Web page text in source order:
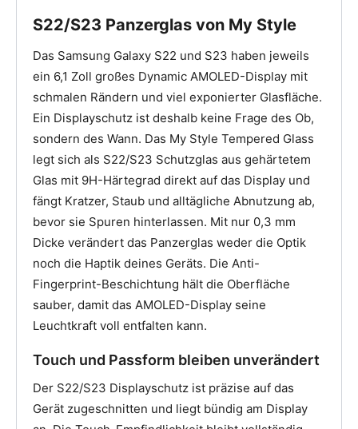
S22/S23 Panzerglas von My Style
Das Samsung Galaxy S22 und S23 haben jeweils
ein 6,1 Zoll großes Dynamic AMOLED-Display mit
schmalen Rändern und viel exponierter Glasfläche.
Ein Displayschutz ist deshalb keine Frage des Ob,
sondern des Wann. Das My Style Tempered Glass
legt sich als S22/S23 Schutzglas aus gehärtetem
Glas mit 9H-Härtegrad direkt auf das Display und
fängt Kratzer, Staub und alltägliche Abnutzung ab,
bevor sie Spuren hinterlassen. Mit nur 0,3 mm
Dicke verändert das Panzerglas weder die Optik
noch die Haptik deines Geräts. Die Anti-
Fingerprint-Beschichtung hält die Oberfläche
sauber, damit das AMOLED-Display seine
Leuchtkraft voll entfalten kann.
Touch und Passform bleiben unverändert
Der S22/S23 Displayschutz ist präzise auf das
Gerät zugeschnitten und liegt bündig am Display